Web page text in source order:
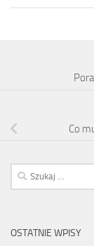
Co
Szukaj:
OSTATNIE WPISY